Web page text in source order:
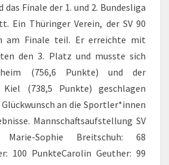
TSV
HEINSHEIM
das Finale der 1. und 2. Bundesliga
Ein Thüringer Verein, der SV 90
am Finale teil. Er erreichte mit
den 3. Platz und musste sich
(756,6 Punkte) und der
Kiel (738,5 Punkte) geschlagen
an die Sportler*innen
Mannschaftsaufstellung SV
Sophie Breitschuh: 68
100 PunkteCarolin Geuther: 99